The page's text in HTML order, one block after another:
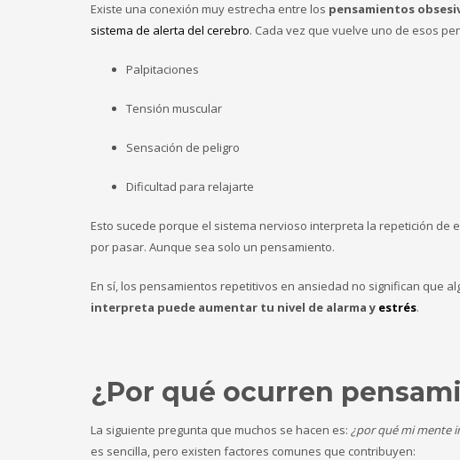
Existe una conexión muy estrecha entre los pensamientos
sistema de alerta del cerebro. Cada vez que vuelve uno de esos
Palpitaciones
Tensión muscular
Sensación de peligro
Dificultad para relajarte
Esto sucede porque el sistema nervioso interpreta la repetición de
por pasar. Aunque sea solo un pensamiento.
En sí, los pensamientos repetitivos en ansiedad no significan que
interpreta puede aumentar tu nivel de alarma y estrés.
¿Por qué ocurren
La siguiente pregunta que muchos se hacen es: ¿por qué mi mente
es sencilla, pero existen factores comunes que contribuyen: